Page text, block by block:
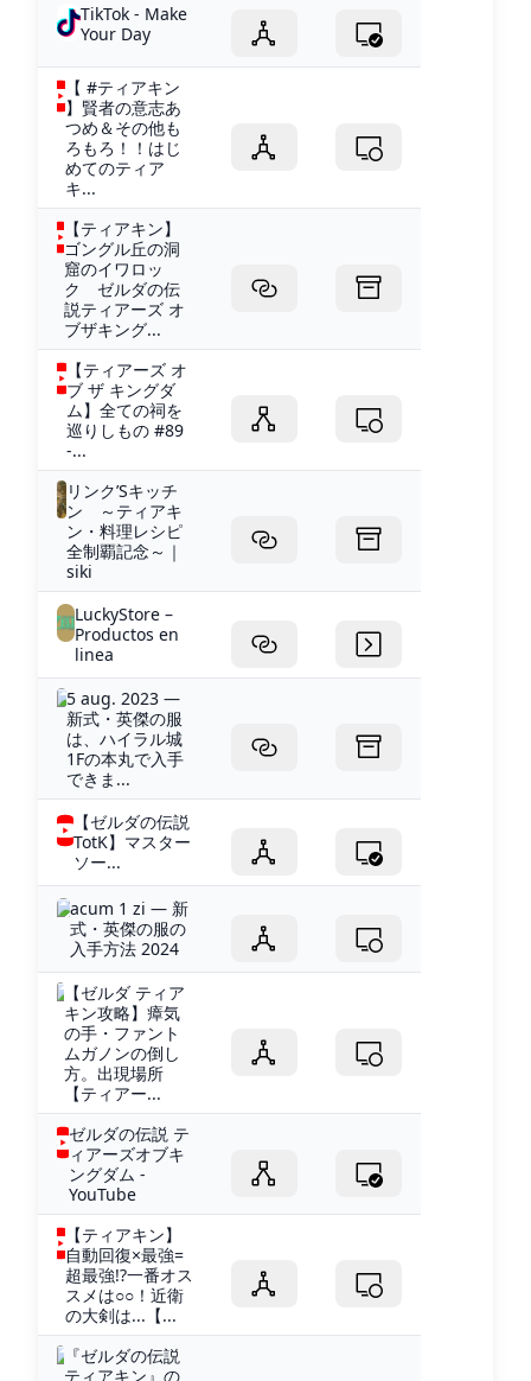
TikTok - Make
Your Day
【 #ティアキン
】賢者の意志あ
つめ＆その他も
ろもろ！！はじ
めてのティア
キ...
【ティアキン】
ゴングル丘の洞
窟のイワロッ
ク ゼルダの伝
説ティアーズ オ
ブザキング...
【ティアーズ オ
ブ ザ キングダ
ム】全ての祠を
巡りしもの #89
-...
リンク’Sキッチ
ン ～ティアキ
ン・料理レシピ
全制覇記念～｜
siki
LuckyStore –
Productos en
linea
5 aug. 2023 —
新式・英傑の服
は、ハイラル城
1Fの本丸で入手
できま...
【ゼルダの伝説
TotK】マスター
ソー...
acum 1 zi — 新
式・英傑の服の
入手方法 2024
【ゼルダ ティア
キン攻略】瘴気
の手・ファント
ムガノンの倒し
方。出現場所
【ティアー...
ゼルダの伝説 テ
ィアーズオブキ
ングダム -
YouTube
【ティアキン】
自動回復×最強=
超最強!?一番オス
スメは○○！近衛
の大剣は...【...
『ゼルダの伝説
ティアキン』の